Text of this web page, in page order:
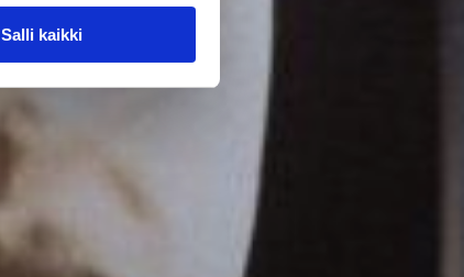
Salli kaikki